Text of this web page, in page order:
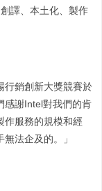
譯、本土化、製作
行銷創新大獎競賽於
感謝Intel對我們的肯
作服務的規模和經
法企及的。」